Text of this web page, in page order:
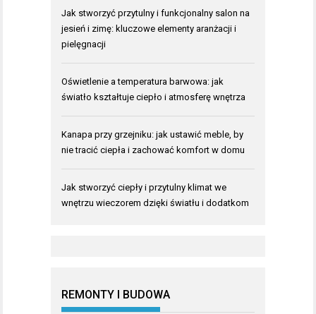
Jak stworzyć przytulny i funkcjonalny salon na
jesień i zimę: kluczowe elementy aranżacji i
pielęgnacji
Oświetlenie a temperatura barwowa: jak
światło kształtuje ciepło i atmosferę wnętrza
Kanapa przy grzejniku: jak ustawić meble, by
nie tracić ciepła i zachować komfort w domu
Jak stworzyć ciepły i przytulny klimat we
wnętrzu wieczorem dzięki światłu i dodatkom
REMONTY I BUDOWA